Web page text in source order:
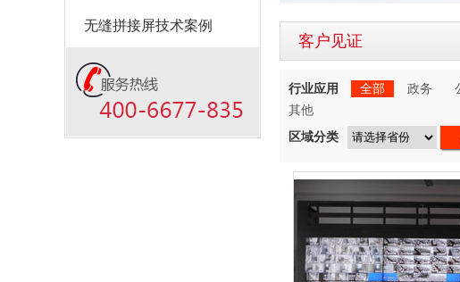
无缝拼接屏技术案例
客户见证
行业应用 全部 政务
其他
区域分类